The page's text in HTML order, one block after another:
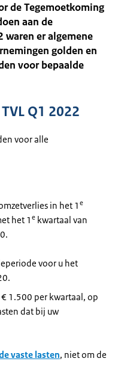
de Tegemoetkoming
aan de
waren er algemene
golden en
voor bepaalde
Q1 2022
voor alle
in het 1 e
het 1 e kwartaal van
voor u het
1.500 per kwartaal, op
dat bij uw
vaste lasten, niet om de